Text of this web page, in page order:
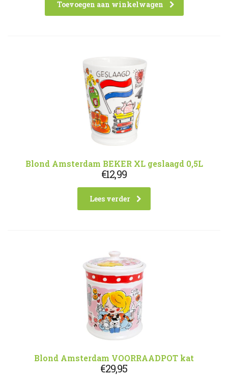
Toevoegen aan winkelwagen
Blond Amsterdam BEKER XL geslaagd 0,5L
€12,99
Lees verder
Blond Amsterdam VOORRAADPOT kat
€29,95